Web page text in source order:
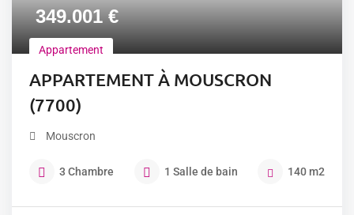
349.001€
Appartement
APPARTEMENT À MOUSCRON
(7700)
Mouscron
3 Chambre 1 Salle de bain 140m2